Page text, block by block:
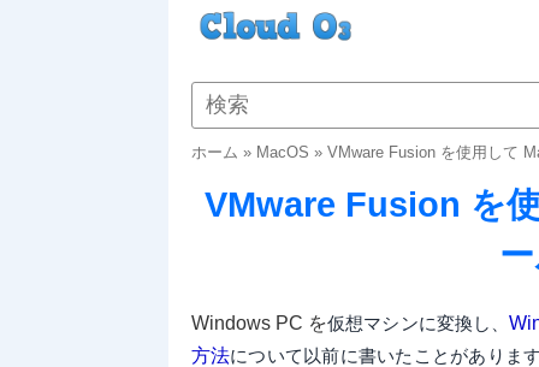
ホーム » MacOS » VMware Fusion を使用して
VMware Fusion を
Windows PC を仮想マシンに変換し、
方法について以前に書いたことがありま